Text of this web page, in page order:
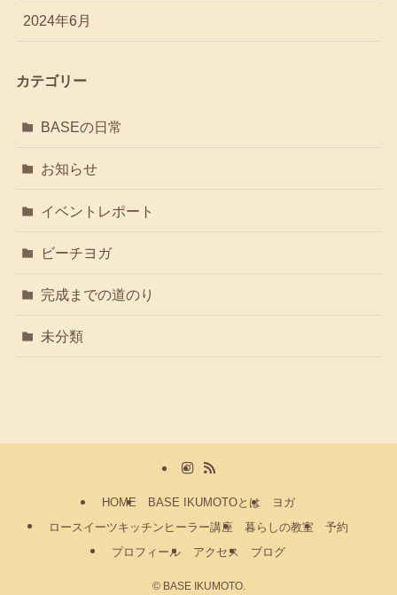
2024年6月
カテゴリー
BASEの日常
お知らせ
イベントレポート
ビーチヨガ
完成までの道のり
未分類
HOME BASE IKUMOTOとは
ヨガ
ロースイーツキッチンヒーラー講座
暮らしの教室
予約
プロフィール
アクセス ブログ
©BASE IKUMOTO.